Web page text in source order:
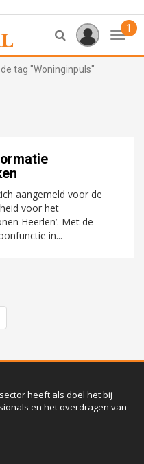
1
tag "Woninginpuls"
aangemeld voor de
voor het
Heerlen’. Met de
in...
heeft als doel het bij
en het overdragen van